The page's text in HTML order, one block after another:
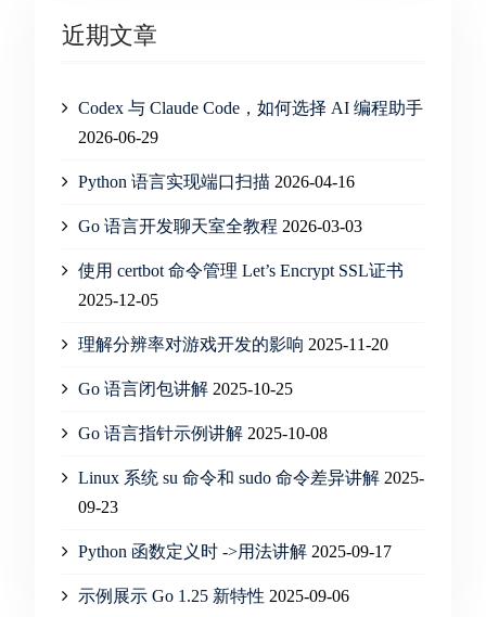
近期文章
Codex 与 Claude Code，如何选择 AI 编程助手
2026-06-29
Python 语言实现端口扫描 2026-04-16
Go 语言开发聊天室全教程 2026-03-03
使用 certbot 命令管理 Let’s Encrypt SSL证书
2025-12-05
理解分辨率对游戏开发的影响 2025-11-20
Go 语言闭包讲解 2025-10-25
Go 语言指针示例讲解 2025-10-08
Linux 系统 su 命令和 sudo 命令差异讲解 2025-
09-23
Python 函数定义时 ->用法讲解 2025-09-17
示例展示 Go 1.25 新特性 2025-09-06